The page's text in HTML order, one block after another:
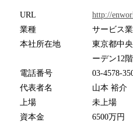
URL
http://
業種
サービス業
本社所在地
東京都中
ーデン12階
電話番号
03-4578-
代表者名
山本 裕介
上場
未上場
資本金
6500万円